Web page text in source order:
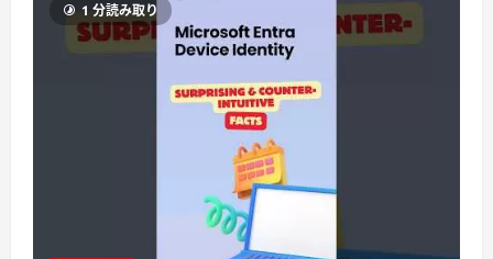
1 分読み取り